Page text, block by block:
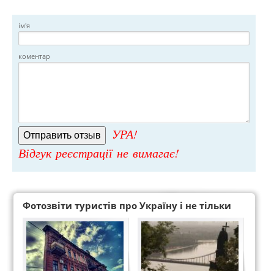
ім'я
коментар
УРА!
Відгук реєстрації не вимагає!
Фотозвіти туристів про Україну і не тільки